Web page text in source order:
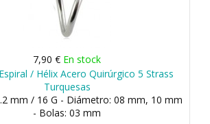
7,90 € En stock
/ Hélix Acero Quirúrgico 5 Strass
Turquesas
mm / 16 G - Diámetro: 08 mm, 10 mm
- Bolas: 03 mm